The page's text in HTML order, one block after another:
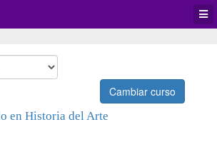
Cambiar curso
en Historia del Arte